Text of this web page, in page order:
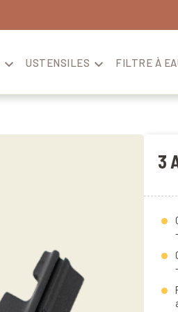
 USTENSILES  FILTRE À
3